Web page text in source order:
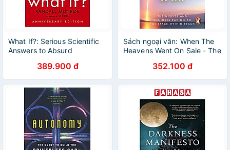
What If?: Serious Scientific
Answers to Absurd
389.900 đ
Sách ngoại văn: When The
Heavens Went On Sale - The
To Put Space Within Reach
352.100 đ